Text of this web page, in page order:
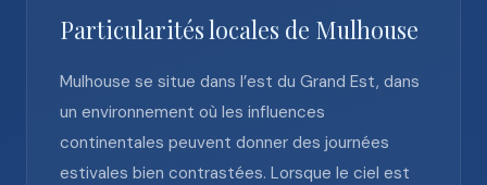
Particularités locales de Mulhouse
Mulhouse se situe dans l’est du Grand Est, dans
un environnement où les influences
continentales peuvent donner des journées
estivales bien contrastées. Lorsque le ciel est